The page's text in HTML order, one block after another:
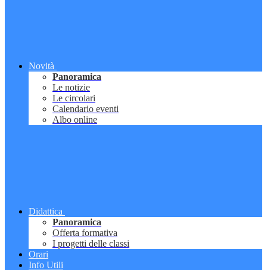
Novità
Panoramica
Le notizie
Le circolari
Calendario eventi
Albo online
Didattica
Panoramica
Offerta formativa
I progetti delle classi
Orari
Info Utili